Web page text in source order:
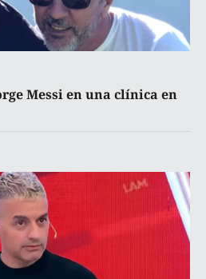
Messi en una clínica en